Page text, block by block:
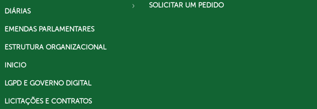
DIÁRIAS
EMENDAS PARLAMENTARES
ESTRUTURA ORGANIZACIONAL
INICIO
LGPD E GOVERNO DIGITAL
LICITAÇÕES E CONTRATOS
SOLICITAR UM PEDIDO